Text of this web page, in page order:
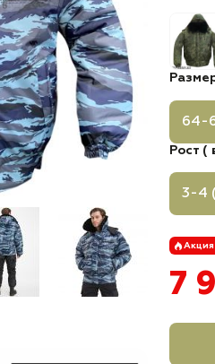
64-
Рост (
3-4
Акция
7